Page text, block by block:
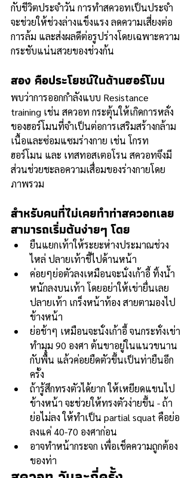
กับชีวิตประจำวัน การทำสควอทเป็นประจำ
จะช่วยให้ช่วงล่างแข็งแรง ลดความเสี่ยงต่อ
การล้ม และส่งผลดีต่อรูปร่างโดยเฉพาะความ
กระชับแน่นสวยของช่วงก้น
สอง คือประโยชน์ในด้านฮอร์โมน
พบว่าการออกกำลังแบบ Resistance
training เช่น สควอท กระตุ้นให้เกิดการหลั่ง
ของฮอร์โมนที่จำเป็นต่อการเสริมสร้างกล้าม
เนื้อและซ่อมแซมร่างกาย เช่น โกรท
ฮอร์โมน และ เทสทอสเตอโรน สควอทจึงมี
ส่วนช่วยชะลอความเสื่อมของร่างกายโดย
ภาพรวม
สำหรับคนที่ไม่เคยทำท่าสควอทเลย
สามารถเริ่มต้นง่ายๆ โดย
ยืนแยกเท้าให้ระยะห่างประมาณช่วง
ไหล่ ปลายเท้าชี้ไปด้านหน้า
ค่อยๆย่อตัวลงเหมือนจะนั่งเก้าอี้ ทิ้งน้ำ
หนักลงบนเท้า โดยอย่าให้เข่ายื่นเลย
ปลายเท้า เกร็งหน้าท้อง สายตามองไป
ข้างหน้า
ย่อช้าๆ เหมือนจะนั่งเก้าอี้ จนกระทั่งเข่า
ทำมุม 90 องศา ต้นขาอยู่ในแนวขนาน
กับพื้น แล้วค่อยยืดตัวขึ้นเป็นท่ายืนอีก
ครั้ง
ถ้ารู้สึกทรงตัวได้ยาก ให้เหยียดแขนไป
ข้างหน้า จะช่วยให้ทรงตัวง่ายขึ้น - ถ้า
ย่อไม่ลง ให้ทำเป็น partial squat คือย่อ
ลงแค่ 40-70 องศาก่อน
อาจทำหน้ากระจก เพื่อเช็คความถูกต้อง
ของท่า